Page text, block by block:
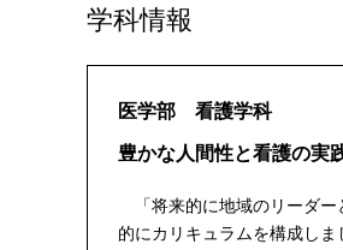
学科情報
医学部 看護学科
豊かな人間性と看護の実
「将来的に地域のリーダー
的にカリキュラムを構成し